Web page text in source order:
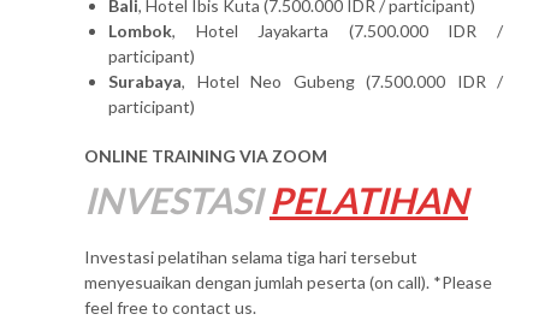
Bali, Hotel Ibis Kuta (7.500.000 IDR / participant)
Lombok, Hotel Jayakarta (7.500.000 IDR /
participant)
Surabaya, Hotel Neo Gubeng (7.500.000 IDR /
participant)
ONLINE TRAINING VIA ZOOM
INVESTASI PELATIHAN
Investasi pelatihan selama tiga hari tersebut
menyesuaikan dengan jumlah peserta (on call). *Please
feel free to contact us.